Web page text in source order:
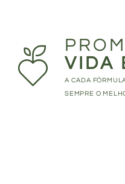
VIDA
A CADA
SEMPRE O